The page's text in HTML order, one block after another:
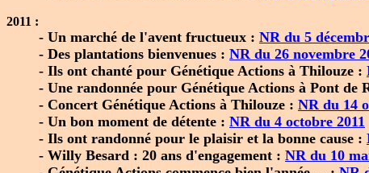
2011 :
- Un marché de l'avent fructueux : NR du 5
- Des plantations bienvenues : NR du 26 novembre
- Ils ont chanté pour Génétique Actions à Thilouze :
- Une randonnée pour Génétique Actions à Pont de
- Concert Génétique Actions à Thilouze : NR du 14
- Un bon moment de détente : NR du 4 octobre 2011
- Ils ont randonné pour le plaisir et la bonne cause :
- Willy Besard : 20 ans d'engagement : NR du 10